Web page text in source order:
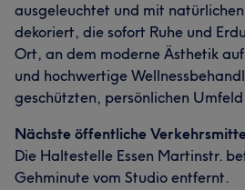
ausgeleuchtet und mit
dekoriert, die sofort Ruhe und
Ort, an dem moderne Ästhetik
und hochwertige
geschützten, persönlichen
Nächste öffentliche
Die Haltestelle Essen Martinstr.
Gehminute vom Studio entfernt.